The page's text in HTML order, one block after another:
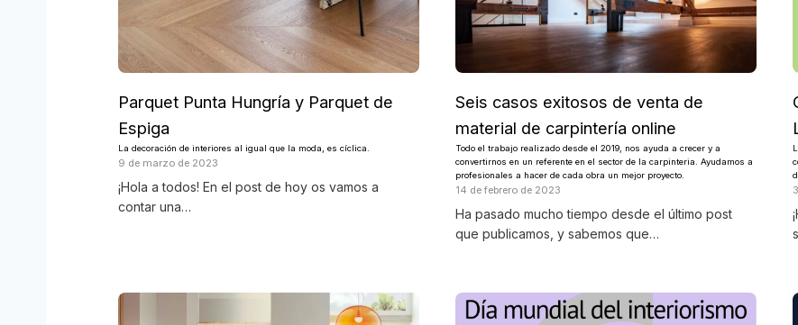
Parquet Punta Hungría y Parquet de
Espiga
La decoración de interiores al igual que la moda, es cíclica.
9 de marzo de 2023
¡Hola a todos! En el post de hoy os vamos a
contar una…
Seis casos exitosos de venta de
material de carpintería online
Todo el trabajo realizado desde el 2019, nos ayuda a crecer y a
convertirnos en un referente en el sector de la carpinteria. Ayudamos a
profesionales a hacer de cada obra un mejor proyecto.
14 de febrero de 2023
Ha pasado mucho tiempo desde el último post
que publicamos, y sabemos que…